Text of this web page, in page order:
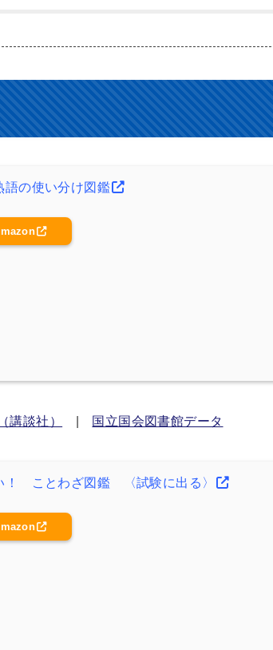
の使い分け図鑑
講談社） | 国立国会図書館データ
ことわざ図鑑 〈試験に出る〉